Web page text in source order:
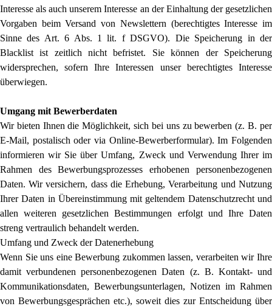
Interesse als auch unserem Interesse an der Einhaltung der gesetzlichen
Vorgaben beim Versand von Newslettern (berechtigtes Interesse im
Sinne des Art. 6 Abs. 1 lit. f DSGVO). Die Speicherung in der
Blacklist ist zeitlich nicht befristet. Sie können der Speicherung
widersprechen, sofern Ihre Interessen unser berechtigtes Interesse
überwiegen.
Umgang mit Bewerberdaten
Wir bieten Ihnen die Möglichkeit, sich bei uns zu bewerben (z. B. per
E-Mail, postalisch oder via Online-Bewerberformular). Im Folgenden
informieren wir Sie über Umfang, Zweck und Verwendung Ihrer im
Rahmen des Bewerbungsprozesses erhobenen personenbezogenen
Daten. Wir versichern, dass die Erhebung, Verarbeitung und Nutzung
Ihrer Daten in Übereinstimmung mit geltendem Datenschutzrecht und
allen weiteren gesetzlichen Bestimmungen erfolgt und Ihre Daten
streng vertraulich behandelt werden.
Umfang und Zweck der Datenerhebung
Wenn Sie uns eine Bewerbung zukommen lassen, verarbeiten wir Ihre
damit verbundenen personenbezogenen Daten (z. B. Kontakt- und
Kommunikationsdaten, Bewerbungsunterlagen, Notizen im Rahmen
von Bewerbungsgesprächen etc.), soweit dies zur Entscheidung über